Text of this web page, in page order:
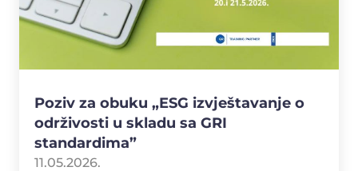
Poziv za obuku „ESG izvještavanje o
održivosti u skladu sa GRI
standardima”
11.05.2026.